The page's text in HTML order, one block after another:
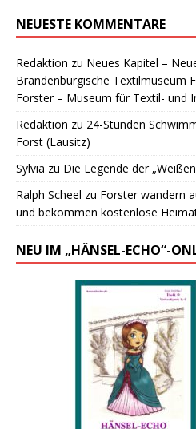
NEUESTE KOMMENTARE
Redaktion zu Neues Kapitel –
Brandenburgische Textilmuseum
Forster – Museum für Textil- und
Redaktion zu 24-Stunden
Forst (Lausitz)
Sylvia zu Die Legende der
Ralph Scheel zu Forster wandern
und bekommen kostenlose
NEU IM „HÄNSEL-ECHO“-